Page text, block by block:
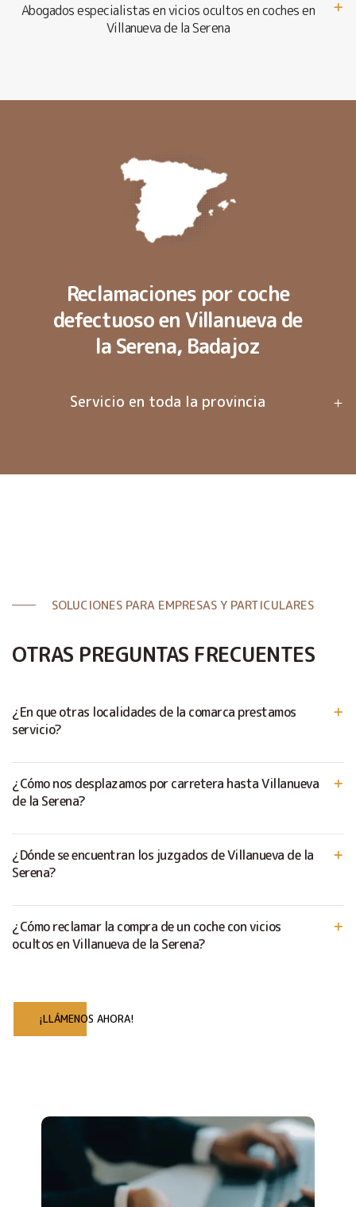
Abogados especialistas en vicios ocultos en coches en
Villanueva de la Serena
Reclamaciones por coche
defectuoso en Villanueva de
la Serena, Badajoz
Servicio en toda la provincia
SOLUCIONES PARA EMPRESAS Y PARTICULARES
OTRAS PREGUNTAS FRECUENTES
¿En que otras localidades de la comarca prestamos
servicio?
¿Cómo nos desplazamos por carretera hasta Villanueva
de la Serena?
¿Dónde se encuentran los juzgados de Villanueva de la
Serena?
¿Cómo reclamar la compra de un coche con vicios
ocultos en Villanueva de la Serena?
¡LLÁMENOS AHORA!